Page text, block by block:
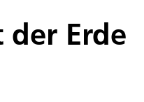
der Erde